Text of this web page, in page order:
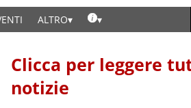
ALTRO
Clicca per leggere
notizie